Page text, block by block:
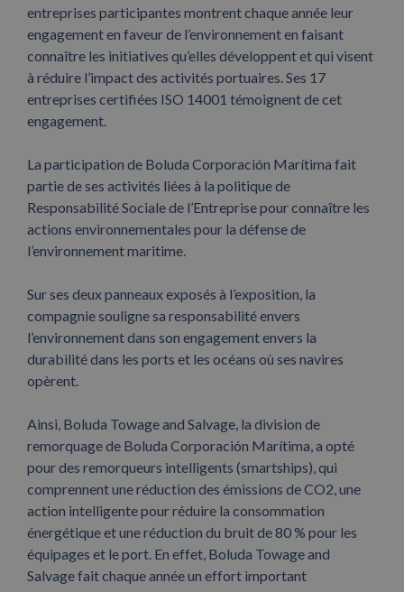
entreprises participantes montrent chaque année leur
engagement en faveur de l’environnement en faisant
connaître les initiatives qu’elles développent et qui visent
à réduire l’impact des activités portuaires. Ses 17
entreprises certifiées ISO 14001 témoignent de cet
engagement.
La participation de Boluda Corporación Marítima fait
partie de ses activités liées à la politique de
Responsabilité Sociale de l’Entreprise pour connaître les
actions environnementales pour la défense de
l’environnement maritime.
Sur ses deux panneaux exposés à l’exposition, la
compagnie souligne sa responsabilité envers
l’environnement dans son engagement envers la
durabilité dans les ports et les océans où ses navires
opèrent.
Ainsi, Boluda Towage and Salvage, la division de
remorquage de Boluda Corporación Marítima, a opté
pour des remorqueurs intelligents (smartships), qui
comprennent une réduction des émissions de CO2, une
action intelligente pour réduire la consommation
énergétique et une réduction du bruit de 80 % pour les
équipages et le port. En effet, Boluda Towage and
Salvage fait chaque année un effort important